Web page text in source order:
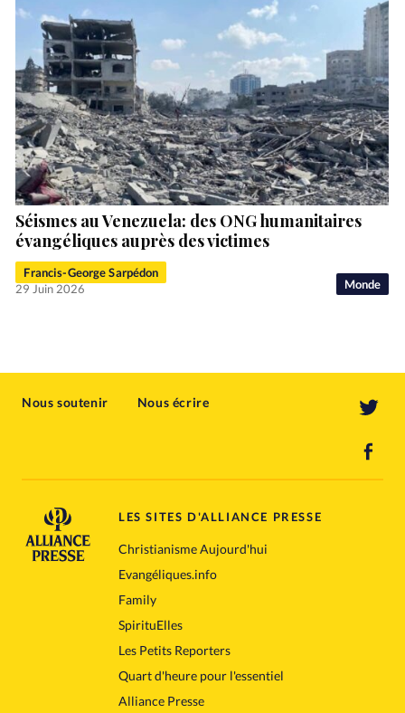
Monde
Séismes au Venezuela: des ONG humanitaires
évangéliques auprès des victimes
Francis-George Sarpédon
29 Juin 2026
Nous soutenir Nous écrire
LES SITES D'ALLIANCE PRESSE
Christianisme Aujourd'hui
Evangéliques.info
Family
SpirituElles
Les Petits Reporters
Quart d'heure pour l'essentiel
Alliance Presse